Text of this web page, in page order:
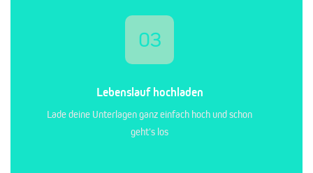
03
Lebenslauf hochladen
Lade deine Unterlagen ganz einfach hoch und schon
geht's los